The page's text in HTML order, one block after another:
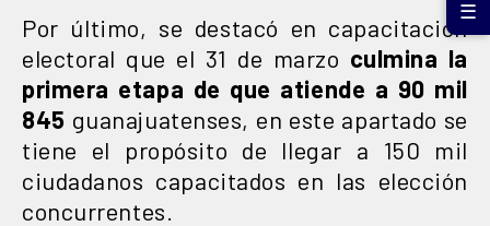
Por último, se destacó en capacitación
electoral que el 31 de marzo culmina la
primera etapa de que atiende a 90 mil
845 guanajuatenses, en este apartado se
tiene el propósito de llegar a 150 mil
ciudadanos capacitados en las elección
concurrentes.
☰